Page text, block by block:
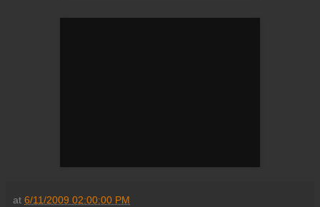
at 6/11/2009 02:00:00 PM